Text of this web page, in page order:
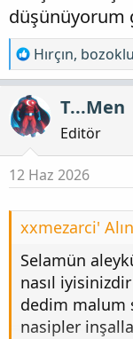
düşünüyorum
T
e
p
k
i
l
e
r
:
Hırçın, bozoklu
T...Men
Editör
12 Haz 2026
xxmezarci'
Selamün
nasıl
dedim malum
nasipler